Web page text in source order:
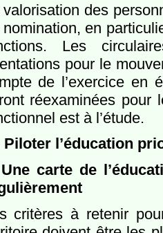
valorisation des
nomination, en
Les
pour le
de l’exercice en
réexaminées pour
est à l’étude.
Piloter l’éducation
carte de
critères à retenir